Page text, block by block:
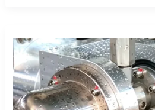
CNC-
Wasserstrahlschneiden
Kantenausbrüche
bei
gesintertem